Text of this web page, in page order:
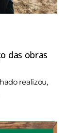
das obras
realizou,